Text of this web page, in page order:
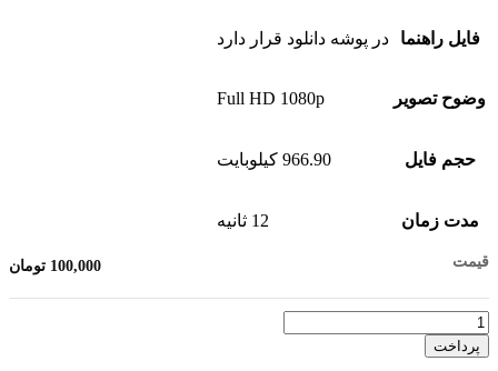
فایل راهنما در پوشه دانلود قرار دارد
وضوح تصویر Full HD 1080p
حجم فایل 966.90 کیلوبایت
مدت زمان 12 ثانیه
قیمت 100,000 تومان
تعداد
پرداخت